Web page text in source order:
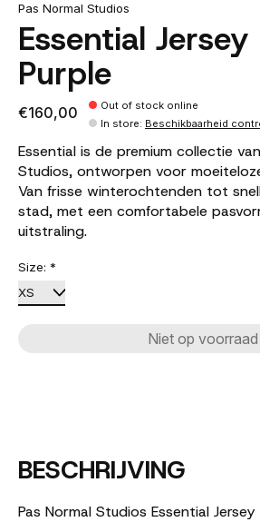
Pas Normal Studios
Essential
Purple
€160,00
Out of stock online
In store: Beschikbaarheid
Essential is de premium collectie
Studios, ontworpen voor
Van frisse winterochtenden tot
stad, met een comfortabele
uitstraling.
Size: *
Niet op voorraad
BESCHRIJVING
Pas Normal Studios Essential